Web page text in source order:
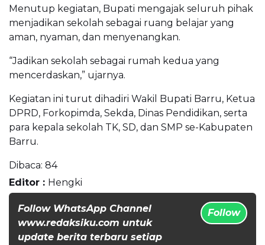
Menutup kegiatan, Bupati mengajak seluruh pihak
menjadikan sekolah sebagai ruang belajar yang
aman, nyaman, dan menyenangkan.
“Jadikan sekolah sebagai rumah kedua yang
mencerdaskan,” ujarnya.
Kegiatan ini turut dihadiri Wakil Bupati Barru, Ketua
DPRD, Forkopimda, Sekda, Dinas Pendidikan, serta
para kepala sekolah TK, SD, dan SMP se-Kabupaten
Barru.
Dibaca: 84
Editor : Hengki
Follow WhatsApp Channel
www.redaksiku.com untuk
update berita terbaru setiap
Follow